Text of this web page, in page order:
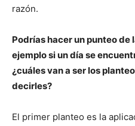
razón.
Podrías hacer un punteo
ejemplo si un día se
¿cuáles van a ser los
decirles?
El primer planteo es la